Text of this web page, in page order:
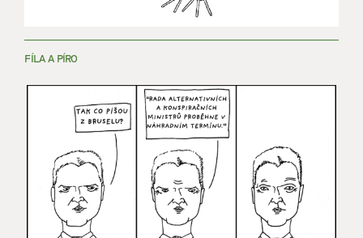
FÍLA A PÍRO